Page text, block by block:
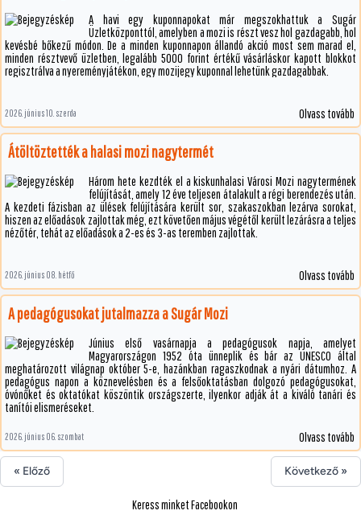
A havi egy kuponnapokat már megszokhattuk a Sugár
Üzletközponttól, amelyben a mozi is részt vesz hol gazdagabb, hol
kevésbé bőkezű módon. De a minden kuponnapon állandó akció most sem marad el,
minden résztvevő üzletben, legalább 5000 forint értékű vásárláskor kapott blokkot
regisztrálva a nyereményjátékon, egy mozijegy kuponnal lehetünk gazdagabbak.
2026. június 10. szerda Olvass tovább
Átöltöztették a halasi mozi nagytermét
Három hete kezdték el a kiskunhalasi Városi Mozi nagytermének
felújítását, amely 12 éve teljesen átalakult a régi berendezés után.
A kezdeti fázisban az ülések felújítására került sor, szakaszokban lezárva sorokat,
hiszen az előadások zajlottak még, ezt követően május végétől került lezárásra a teljes
nézőtér, tehát az előadások a 2-es és 3-as teremben zajlottak.
2026. június 08. hétfő Olvass tovább
A pedagógusokat jutalmazza a Sugár Mozi
Június első vasárnapja a pedagógusok napja, amelyet
Magyarországon 1952 óta ünneplik és bár az UNESCO által
meghatározott világnap október 5-e, hazánkban ragaszkodnak a nyári dátumhoz. A
pedagógus napon a köznevelésben és a felsőoktatásban dolgozó pedagógusokat,
óvónőket és oktatókat köszöntik országszerte, ilyenkor adják át a kiváló tanári és
tanítói elismeréseket.
2026. június 06. szombat Olvass tovább
« Előző Következő »
Keress minket Facebookon